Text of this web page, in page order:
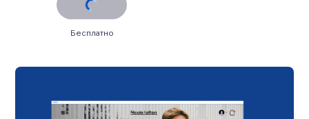
Бесплатно